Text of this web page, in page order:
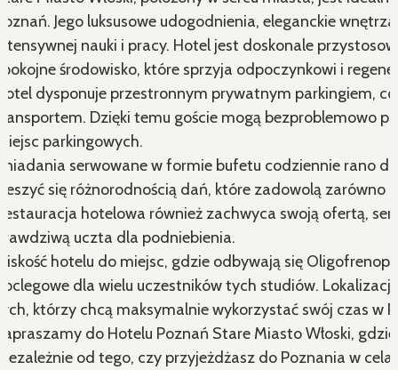
Jego luksusowe udogodnienia, eleganckie
nauki i pracy. Hotel jest doskonale
środowisko, które sprzyja odpoczynkowi i
dysponuje przestronnym prywatnym parkingiem,
Dzięki temu goście mogą bezproblemowo
parkingowych.
serwowane w formie bufetu codziennie rano
się różnorodnością dań, które zadowolą zarówno
hotelowa również zachwyca swoją ofertą,
uczta dla podniebienia.
hotelu do miejsc, gdzie odbywają się
dla wielu uczestników tych studiów.
którzy chcą maksymalnie wykorzystać swój czas w
do Hotelu Poznań Stare Miasto Włoski,
od tego, czy przyjeżdżasz do Poznania w